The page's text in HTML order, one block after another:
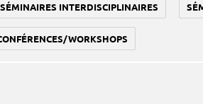
SÉMINAIRES INTERDISCIPLINAIRES
WORKSHOPS